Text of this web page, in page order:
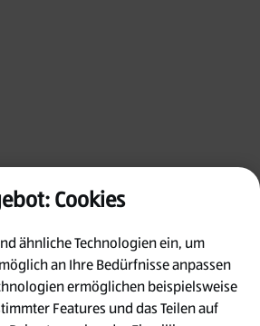
Cookies
ähnliche Technologien ein, um
an Ihre Bedürfnisse anpassen
ermöglichen beispielsweise
Features und das Teilen auf